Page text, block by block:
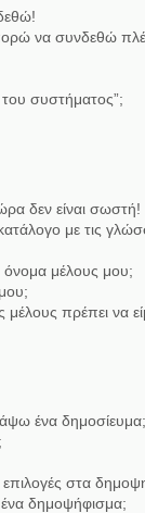
να συνδεθώ
του συστήματος”;
δεν είναι σωστή!
με τις
μέλους μου;
πρέπει να
ένα δημοσίευμα;
στα
δημοψήφισμα;